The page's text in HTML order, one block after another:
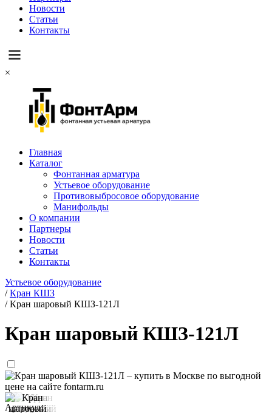
Новости
Статьи
Контакты
×
Главная
Каталог
Фонтанная арматура
Устьевое оборудование
Противовыбросовое оборудование
Манифольды
О компании
Партнеры
Новости
Статьи
Контакты
Устьевое оборудование
/Кран КШЗ
/Кран шаровый КШЗ-121Л
Кран шаровый КШЗ-121Л
Артикул: